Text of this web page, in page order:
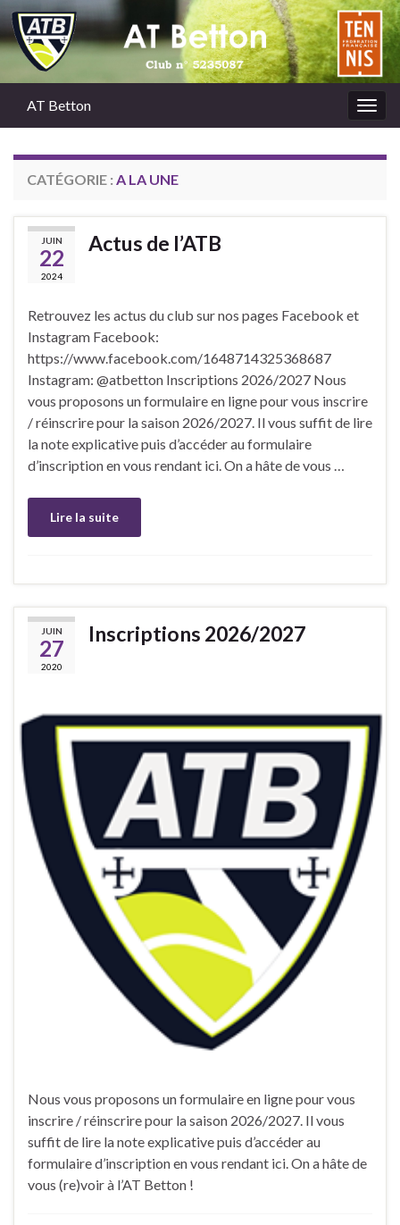
AT Betton
CATÉGORIE : A LA UNE
JUIN
22
2024
Actus de l’ATB
Retrouvez les actus du club sur nos pages Facebook et
Instagram Facebook:
https://www.facebook.com/1648714325368687
Instagram: @atbetton Inscriptions 2026/2027 Nous
vous proposons un formulaire en ligne pour vous inscrire
/ réinscrire pour la saison 2026/2027. Il vous suffit de lire
la note explicative puis d’accéder au formulaire
d’inscription en vous rendant ici. On a hâte de vous …
Lire la suite
JUIN
27
2020
Inscriptions 2026/2027
Nous vous proposons un formulaire en ligne pour vous
inscrire / réinscrire pour la saison 2026/2027. Il vous
suffit de lire la note explicative puis d’accéder au
formulaire d’inscription en vous rendant ici. On a hâte de
vous (re)voir à l’AT Betton !